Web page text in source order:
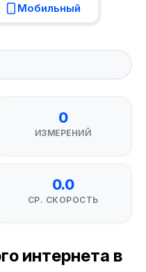
Мобильный
0
ИЗМЕРЕНИЙ
0.0
СР. СКОРОСТЬ
интернета в